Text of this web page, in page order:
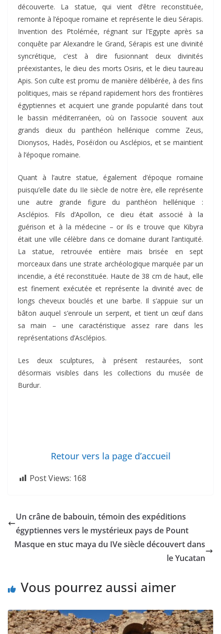
découverte. La statue, qui vient d’être reconstituée,
remonte à l’époque romaine et représente le dieu Sérapis.
Invention des Ptolémée, régnant sur l’Egypte après sa
conquête par Alexandre le Grand, Sérapis est une divinité
syncrétique, c’est à dire fusionnant deux divinités
préexistantes, le dieu des morts Osiris, et le dieu taureau
Apis. Son culte est promu de manière délibérée, à des fins
politiques, mais se répand rapidement hors des frontières
égyptiennes et acquiert une grande popularité dans tout
le bassin méditerranéen, où on l’associe souvent aux
grands dieux du panthéon hellénique comme Zeus,
Dionysos, Hadès, Poséïdon ou Asclépios, et se maintient
à l’époque romaine.
Quant à l’autre statue, également d’époque romaine
puisqu’elle date du IIe siècle de notre ère, elle représente
une autre grande figure du panthéon hellénique :
Asclépios. Fils d’Apollon, ce dieu était associé à la
guérison et à la médecine – or ils e trouve que Kibyra
était une ville célèbre dans ce domaine durant l’antiquité.
La statue, retrouvée entière mais brisée en sept
morceaux dans une strate archéologique marquée par un
incendie, a été reconstituée. Haute de 38 cm de haut, elle
est finement exécutée et représente la divinité avec de
longs cheveux bouclés et une barbe. Il s’appuie sur un
bâton auquel s’enroule un serpent, et tient un œuf dans
sa main – une caractéristique assez rare dans les
représentations d’Asclépios.
Les deux sculptures, à présent restaurées, sont
désormais visibles dans les collections du musée de
Burdur.
Retour vers la page d’accueil
Post Views: 168
Un crâne de babouin, témoin des expéditions
égyptiennes vers le mystérieux pays de Pount
Masque en stuc maya du IVe siècle découvert dans
le Yucatan
Vous pourrez aussi aimer